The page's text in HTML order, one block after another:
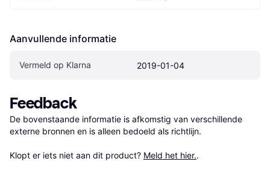
Aanvullende informatie
Vermeld op Klarna 2019-01-04
Feedback
De bovenstaande informatie is afkomstig van verschillende
externe bronnen en is alleen bedoeld als richtlijn.
Klopt er iets niet aan dit product? Meld het hier..